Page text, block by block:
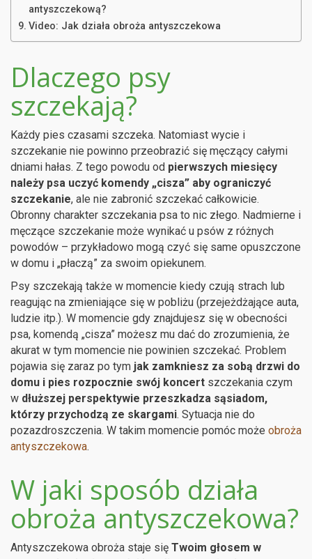
antyszczekową?
Video: Jak działa obroża antyszczekowa
Dlaczego psy
szczekają?
Każdy pies czasami szczeka. Natomiast wycie i
szczekanie nie powinno przeobrazić się męczący całymi
dniami hałas. Z tego powodu od pierwszych miesięcy
należy psa uczyć komendy „cisza” aby ograniczyć
szczekanie, ale nie zabronić szczekać całkowicie.
Obronny charakter szczekania psa to nic złego. Nadmierne i
męczące szczekanie może wynikać u psów z różnych
powodów – przykładowo mogą czyć się same opuszczone
w domu i „płaczą” za swoim opiekunem.
Psy szczekają także w momencie kiedy czują strach lub
reagując na zmieniające się w pobliżu (przejeżdżające auta,
ludzie itp.). W momencie gdy znajdujesz się w obecności
psa, komendą „cisza” możesz mu dać do zrozumienia, że
akurat w tym momencie nie powinien szczekać. Problem
pojawia się zaraz po tym jak zamkniesz za sobą drzwi do
domu i pies rozpocznie swój koncert szczekania czym
w dłuższej perspektywie przeszkadza sąsiadom,
którzy przychodzą ze skargami. Sytuacja nie do
pozazdroszczenia. W takim momencie pomóc może obroża
antyszczekowa.
W jaki sposób działa
obroża antyszczekowa?
Antyszczekowa obroża staje się Twoim głosem w